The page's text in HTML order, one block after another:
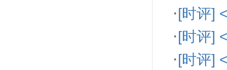
·[时评]
·[时评]
·[时评]